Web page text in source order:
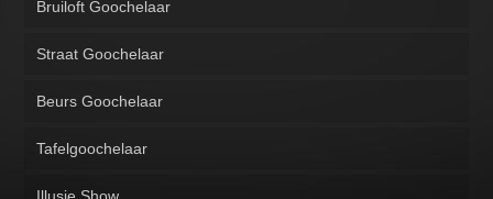
Bruiloft Goochelaar
Straat Goochelaar
Beurs Goochelaar
Tafelgoochelaar